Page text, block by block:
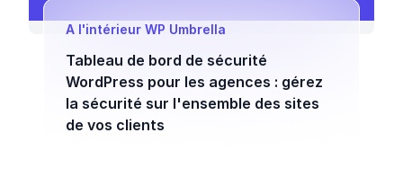
A l'intérieur WP Umbrella
Tableau de bord de sécurité
WordPress pour les agences : gérez
la sécurité sur l'ensemble des sites
de vos clients